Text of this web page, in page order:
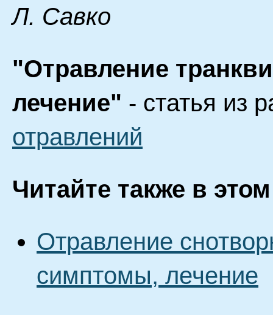
Л. Савко
"Отравление
лечение" - статья из
отравлений
Читайте также в
Отравление
симптомы, лечение